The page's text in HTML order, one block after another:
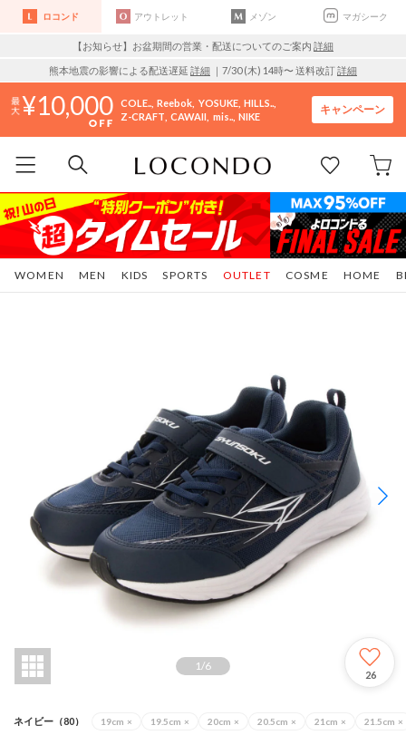
ロコンド アウトレット メゾン マガシーク
【お知らせ】お盆期間の営業・配送についてのご案内 詳細
熊本地震の影響による配送遅延 詳細 ｜7/30 (木) 14時〜 送料改訂詳細
10,000 COLE.. Reebok YOSUKE HILLS..
Z-CRAFT CAWAII mis.. NIKE
キャンペーン
WOMEN MEN KIDS SPORTS COSME HOME
OUTLET
1 /6
26
ネイビー（80） 19cm × 19.5cm × 20cm × 20.5cm × 21cm × 21.5cm ×